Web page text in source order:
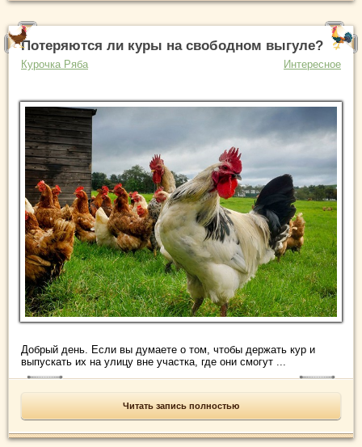
Потеряются ли куры на свободном выгуле?
Курочка Ряба Интересное
Добрый день. Если вы думаете о том, чтобы держать кур и
выпускать их на улицу вне участка, где они смогут ...
Читать запись полностью